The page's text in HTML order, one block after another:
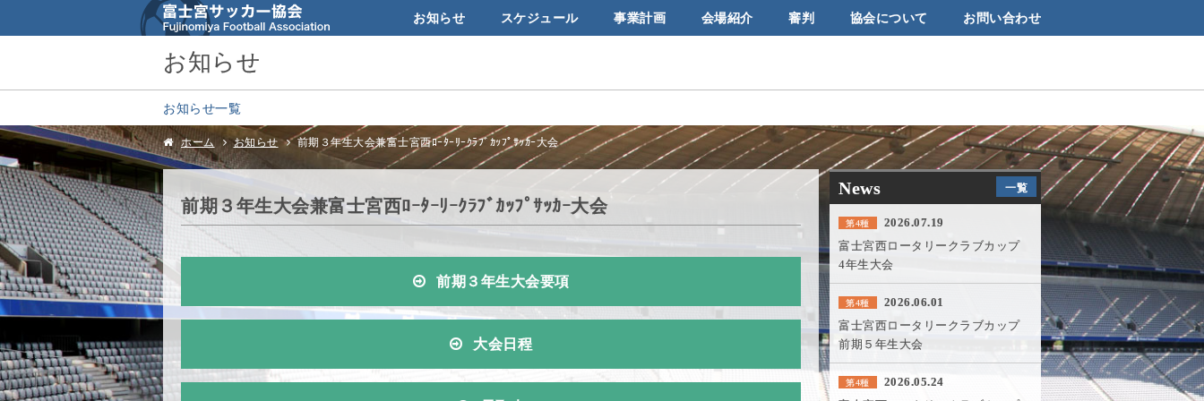
お知らせ スケジュール 事業計画 会場紹介 審判 協会について お問い合わせ
お知らせ
お知らせ一覧
ホーム お知らせ 前期３年生大会兼富士宮西ﾛｰﾀｰﾘｰｸﾗﾌﾞｶｯﾌﾟｻｯｶｰ大会
前期３年生大会兼富士宮西ﾛｰﾀｰﾘｰｸﾗﾌﾞｶｯﾌﾟｻｯｶｰ大会
前期３年生大会要項
大会日程
News 一覧
第4種
2026.07.19
富士宮西ロータリークラブカップ
4年生大会
第4種
2026.06.01
富士宮西ロータリークラブカップ
前期５年生大会
第4種
2026.05.24